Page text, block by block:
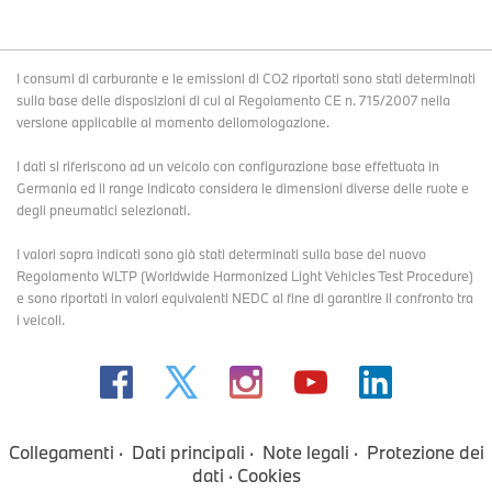
I consumi di carburante e le emissioni di CO2 riportati sono stati determinati
sulla base delle disposizioni di cui al Regolamento CE n. 715/2007 nella
versione applicabile al momento dellomologazione.
I dati si riferiscono ad un veicolo con configurazione base effettuata in
Germania ed il range indicato considera le dimensioni diverse delle ruote e
degli pneumatici selezionati.
I valori sopra indicati sono già stati determinati sulla base del nuovo
Regolamento WLTP (Worldwide Harmonized Light Vehicles Test Procedure)
e sono riportati in valori equivalenti NEDC al fine di garantire il confronto tra
i veicoli.
Collegamenti Dati principali Note legali
Protezione dei
dati
Cookies